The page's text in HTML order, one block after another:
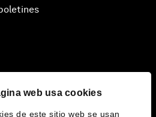
web usa cookies
de este sitio web se usan